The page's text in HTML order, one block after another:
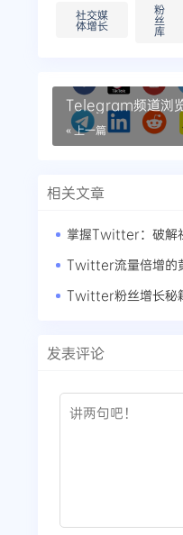
社交媒
体增长
粉
丝
库
Telegram频道浏
否合适
« 上一篇
相关文章
掌握Twitter：破解
Twitter流量倍增的
Twitter粉丝增长秘
发表评论